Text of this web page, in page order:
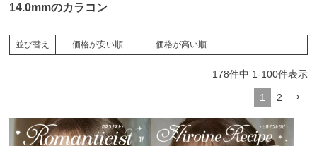
14.0mmのカラコン
並び替え 価格が安い順 価格が高い順
178件中 1-100件表示
1 2